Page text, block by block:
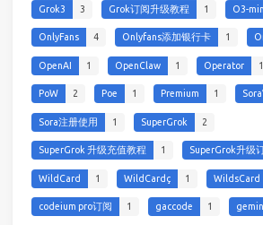
Grok3 3 Grok订阅升级教程 1 O3-
OnlyFans 4 Onlyfans添加银行卡 1
OpenAI 1 OpenClaw 1 Operator 1
PoW 2 Poe 1 Premium 1
Sora注册使用 1 SuperGrok 2
SuperGrok 升级充值教程 1 SuperGrok升级
WildCard 1 WildCardç 1 WildsCard
codeium pro订阅 1 gaccode 1